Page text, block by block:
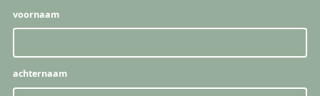
voornaam
achternaam